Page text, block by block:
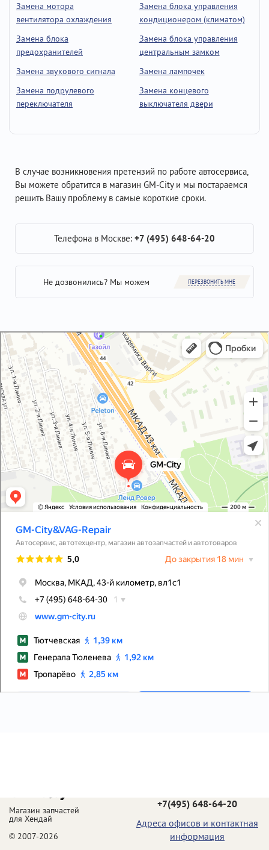
Замена мотора
вентилятора охлаждения
Замена блока управления
кондиционером (климатом)
Замена блока
предохранителей
Замена блока управления
центральным замком
Замена звукового сигнала
Замена лампочек
Замена подрулевого
переключателя
Замена концевого
выключателя двери
В случае возникновения претензий по работе автосервиса,
Вы можете обратится в магазин GM-City и мы постараемся
решить Вашу проблему в самые короткие сроки.
Телефона в Москве: +7 (495) 648-64-20
Не дозвонились? Мы можем ПЕРЕЗВОНИТЬ МНЕ
GM-City&VAG-Repair
Автосервис, автотехцентр в Москве
Магазин автозапчастей и автотоваров в Москве
Магазин запчастей
для Хендай
© 2007-2026
+7(495) 648-64-20
Адреса офисов и контактная
информация